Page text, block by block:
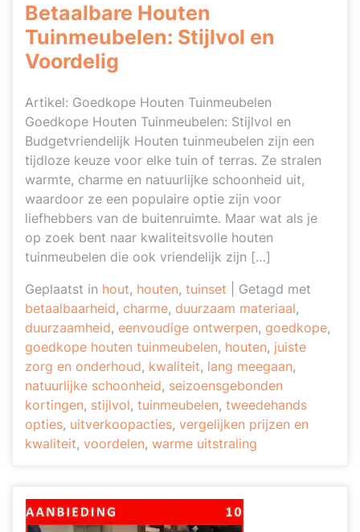
Betaalbare Houten
Tuinmeubelen: Stijlvol en
Voordelig
Artikel: Goedkope Houten Tuinmeubelen
Goedkope Houten Tuinmeubelen: Stijlvol en
Budgetvriendelijk Houten tuinmeubelen zijn een
tijdloze keuze voor elke tuin of terras. Ze stralen
warmte, charme en natuurlijke schoonheid uit,
waardoor ze een populaire optie zijn voor
liefhebbers van de buitenruimte. Maar wat als je
op zoek bent naar kwaliteitsvolle houten
tuinmeubelen die ook vriendelijk zijn […]
Geplaatst in hout, houten, tuinset
Getagd met
betaalbaarheid, charme, duurzaam materiaal,
duurzaamheid, eenvoudige ontwerpen, goedkope,
goedkope houten tuinmeubelen, houten, juiste
zorg en onderhoud, kwaliteit, lang meegaan,
natuurlijke schoonheid, seizoensgebonden
kortingen, stijlvol, tuinmeubelen, tweedehands
opties, uitverkoopacties, vergelijken prijzen en
kwaliteit, voordelen, warme uitstraling